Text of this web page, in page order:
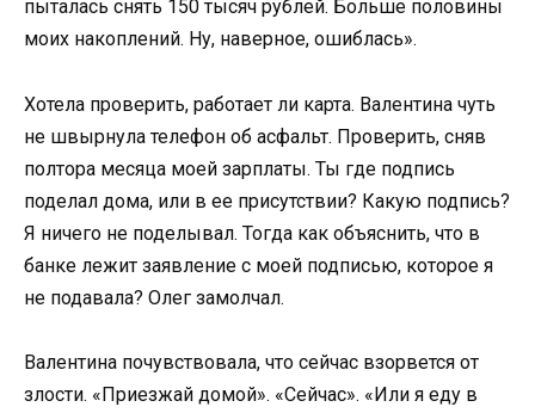
пыталась снять 150 тысяч рублей. Больше половины
моих накоплений. Ну, наверное, ошиблась».
Хотела проверить, работает ли карта. Валентина чуть
не швырнула телефон об асфальт. Проверить, сняв
полтора месяца моей зарплаты. Ты где подпись
поделал дома, или в ее присутствии? Какую подпись?
Я ничего не поделывал. Тогда как объяснить, что в
банке лежит заявление с моей подписью, которое я
не подавала? Олег замолчал.
Валентина почувствовала, что сейчас взорвется от
злости. «Приезжай домой». «Сейчас». «Или я еду в